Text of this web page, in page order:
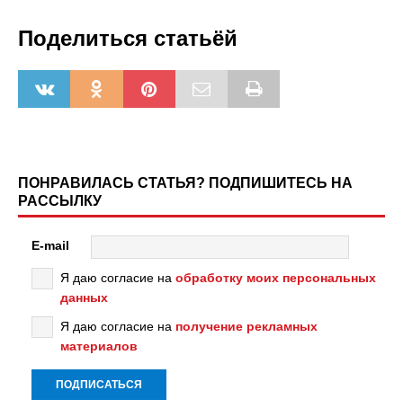
Поделиться статьёй
ПОНРАВИЛАСЬ СТАТЬЯ? ПОДПИШИТЕСЬ НА
РАССЫЛКУ
E-mail
Я даю согласие на обработку моих персональных
данных
Я даю согласие на получение рекламных
материалов